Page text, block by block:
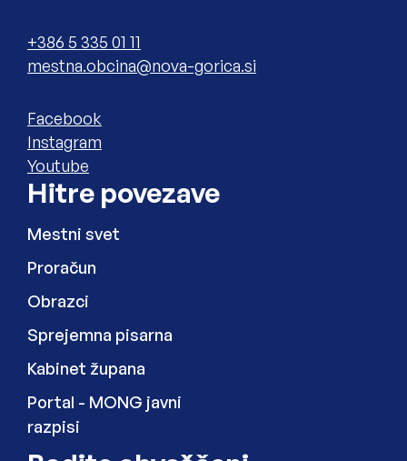
Telefon
+386 5 335 01 11
Elektronski naslov
Zunanja povezava na
Facebook
Zunanja povezava na
Instagram
Zunanja povezava na
Youtube
Hitre povezave
Mestni svet
Proračun
Obrazci
Sprejemna pisarna
Kabinet župana
Zunanja povezava na
Portal - MONG javni
razpisi